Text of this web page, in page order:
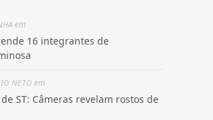
em
16 integrantes de
NETO em
ST: Câmeras revelam rostos de